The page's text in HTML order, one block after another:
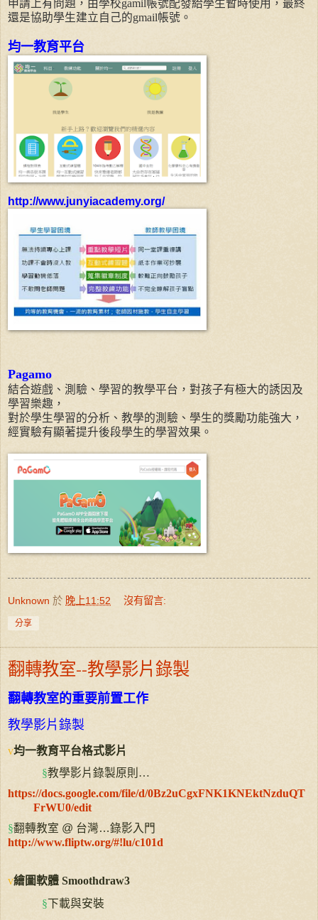
申請上有問題，由學校gamil帳號配發給學生暫時使用，最終
還是協助學生建立自己的gmail帳號。
均一教育平台
http://www.junyiacademy.org/
Pagamo
結合遊戲、測驗、學習的教學平台，對孩子有極大的誘因及
學習樂趣，
對於學生學習的分析、教學的測驗、學生的獎勵功能強大，
經實驗有顯著提升後段學生的學習效果。
Unknown 於 晚上11:52 沒有留言:
分享
翻轉教室--教學影片錄製
翻轉教室的重要前置工作
教學影片錄製
v均一教育平台格式影片
§教學影片錄製原則 …
https://docs.google.com/file/d/0Bz2uCgxFNK1KNEktNzduQT
FrWU0/edit
§翻轉教室 @ 台灣…錄影入門
http://www.fliptw.org/#!lu/c101d
v繪圖軟體 Smoothdraw3
§下載與安裝